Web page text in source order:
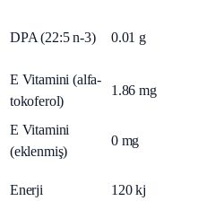
DPA (22:5 n-3) 0.01 g
E Vitamini (alfa-
tokoferol)
1.86 mg
E Vitamini
(eklenmiş)
0 mg
Enerji 120 kj